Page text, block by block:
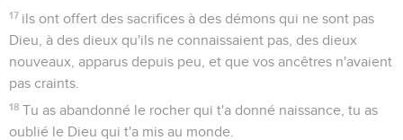
17 ils ont offert des sacrifices à des démons qui ne sont pas
Dieu, à des dieux qu'ils ne connaissaient pas, des dieux
nouveaux, apparus depuis peu, et que vos ancêtres n'avaient
pas craints.
18 Tu as abandonné le rocher qui t'a donné naissance, tu as
oublié le Dieu qui t'a mis au monde.